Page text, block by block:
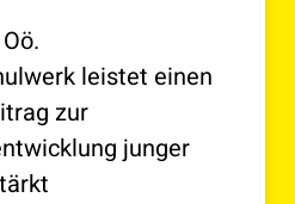
leistet einen
zur
junger